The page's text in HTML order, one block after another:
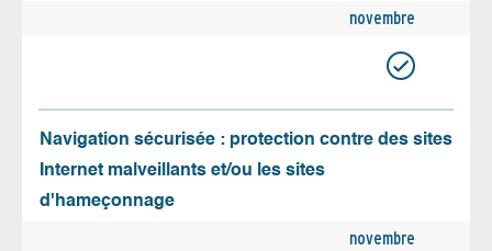
novembre
Navigation sécurisée : protection contre des sites
Internet malveillants et/ou les sites
d'hameçonnage
novembre